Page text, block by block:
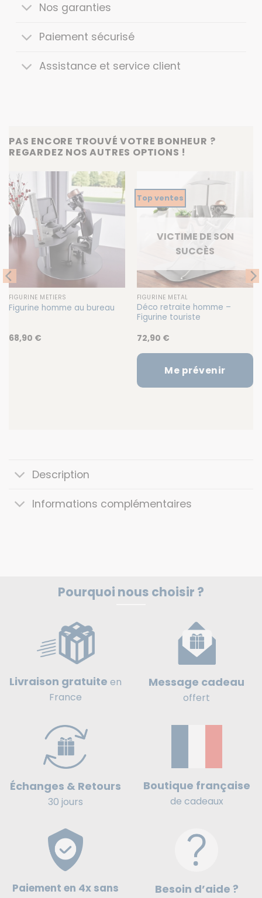
Nos garanties
Paiement sécurisé
Assistance et service client
PAS ENCORE TROUVÉ VOTRE BONHEUR ?
REGARDEZ NOS AUTRES OPTIONS !
FIGURINE MÉTIERS
Figurine homme au bureau
68,90 €
Top ventes
VICTIME DE SON
SUCCÈS
FIGURINE MÉTAL
Déco retraite homme –
Figurine touriste
72,90 €
Me prévenir
Description
Informations complémentaires
Pourquoi nous choisir ?
Livraison gratuite en
France
Message cadeau
offert
Échanges & Retours
30 jours
Boutique française
de cadeaux
Paiement en 4x sans
Besoin d’aide ?